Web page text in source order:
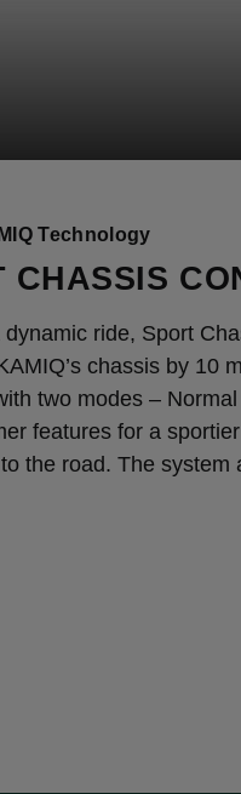
Technology
CHASSIS
dynamic ride, Sport
chassis by 10
two modes –
features for a
the road. The